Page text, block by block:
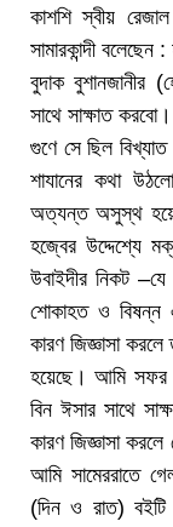
কাশশি স্বীয়
সামারকান্দী
বুদাক বুশানজানীর
সাথে সাক্ষাত
গুণে সে ছিল
শাযানের কথা
অত্যন্ত অসুস্থ
হজ্বের উদ্দেশ্যে
উবাইদীর নিকট
শোকাহত ও
কারণ জিজ্ঞাসা
হয়েছে। আমি সফর
বিন ঈসার সাথে
কারণ জিজ্ঞাসা
আমি সামেররাতে
(দিন ও রাত)